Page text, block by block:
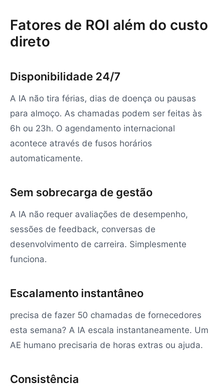
Fatores de ROI além do custo
direto
Disponibilidade 24/7
A IA não tira férias, dias de doença ou pausas
para almoço. As chamadas podem ser feitas às
6h ou 23h. O agendamento internacional
acontece através de fusos horários
automaticamente.
Sem sobrecarga de gestão
A IA não requer avaliações de desempenho,
sessões de feedback, conversas de
desenvolvimento de carreira. Simplesmente
funciona.
Escalamento instantâneo
precisa de fazer 50 chamadas de fornecedores
esta semana? A IA escala instantaneamente. Um
AE humano precisaria de horas extras ou ajuda.
Consistência